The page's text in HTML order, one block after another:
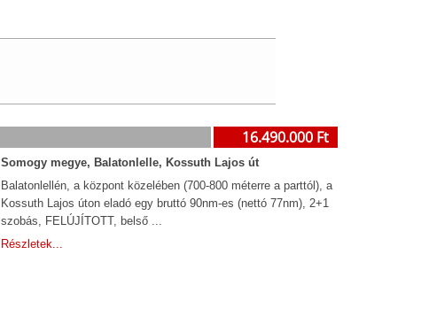
16.490.000 Ft
Somogy megye, Balatonlelle, Kossuth Lajos út
Balatonlellén, a központ közelében (700-800 méterre a parttól), a
Kossuth Lajos úton eladó egy bruttó 90nm-es (nettó 77nm), 2+1
szobás, FELÚJÍTOTT, belső ...
Részletek...